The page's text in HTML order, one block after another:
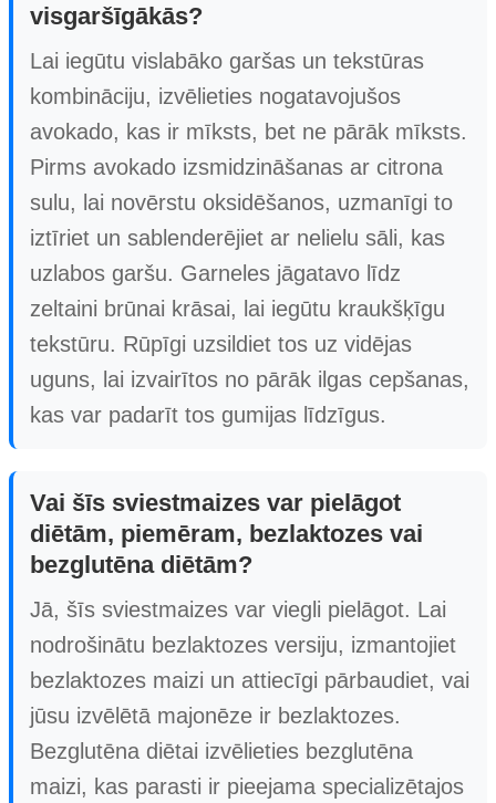
visgaršīgākās?
Lai iegūtu vislabāko garšas un tekstūras
kombināciju, izvēlieties nogatavojušos
avokado, kas ir mīksts, bet ne pārāk mīksts.
Pirms avokado izsmidzināšanas ar citrona
sulu, lai novērstu oksidēšanos, uzmanīgi to
iztīriet un sablenderējiet ar nelielu sāli, kas
uzlabos garšu. Garneles jāgatavo līdz
zeltaini brūnai krāsai, lai iegūtu kraukšķīgu
tekstūru. Rūpīgi uzsildiet tos uz vidējas
uguns, lai izvairītos no pārāk ilgas cepšanas,
kas var padarīt tos gumijas līdzīgus.
Vai šīs sviestmaizes var pielāgot
diētām, piemēram, bezlaktozes vai
bezglutēna diētām?
Jā, šīs sviestmaizes var viegli pielāgot. Lai
nodrošinātu bezlaktozes versiju, izmantojiet
bezlaktozes maizi un attiecīgi pārbaudiet, vai
jūsu izvēlētā majonēze ir bezlaktozes.
Bezglutēna diētai izvēlieties bezglutēna
maizi, kas parasti ir pieejama specializētajos